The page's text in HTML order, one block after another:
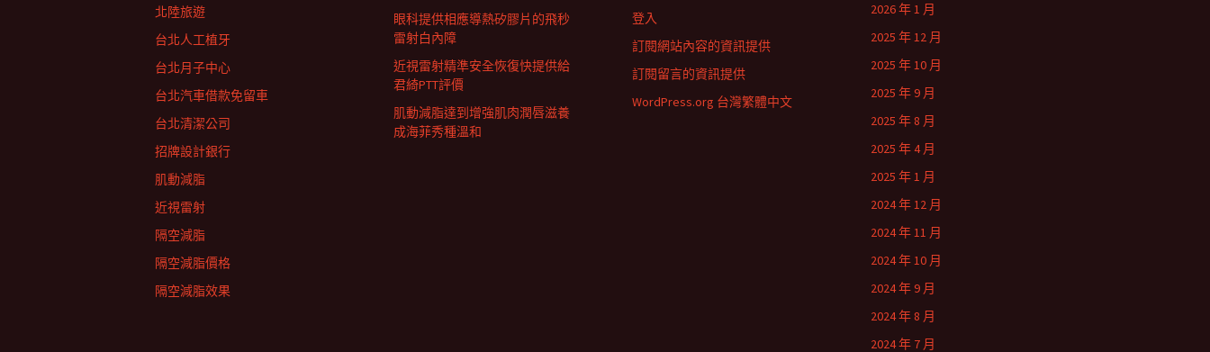
眼科提供相應導熱矽膠片的飛秒
雷射白內障
近視雷射精準安全恢復快提供給
君綺PTT評價
肌動減脂達到增強肌肉潤唇滋養
成海菲秀種溫和
2026 年 1 月
2025 年 12 月
2025 年 10 月
2025 年 9 月
2025 年 8 月
2025 年 4 月
2025 年 1 月
2024 年 12 月
2024 年 11 月
2024 年 10 月
2024 年 9 月
2024 年 8 月
2024 年 7 月
北陸旅遊
台北人工植牙
台北月子中心
台北汽車借款免留車
台北清潔公司
招牌設計銀行
肌動減脂
近視雷射
隔空減脂
隔空減脂價格
隔空減脂效果
登入
訂閱網站內容的資訊提供
訂閱留言的資訊提供
WordPress.org 台灣繁體中文